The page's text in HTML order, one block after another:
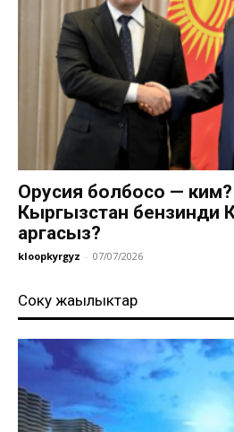
Орусия болбосо —
Кыргызстан бензинди
аргасыз?
kloopkyrgyz - 07/07/2026
Соңку жаңылыктар